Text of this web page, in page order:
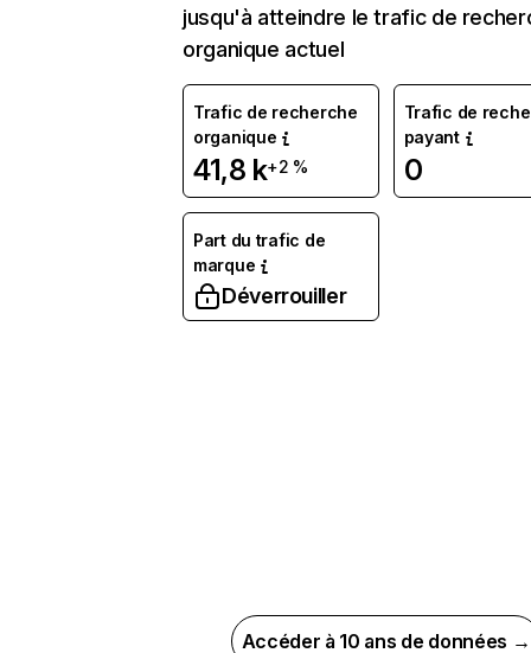
jusqu'à atteindre le trafic de
organique actuel
Trafic de recherche
organique
41,8 k+2 %
Trafic de
payant
0
Part du trafic de
marque
Déverrouiller
Accéder à 10 ans de données →